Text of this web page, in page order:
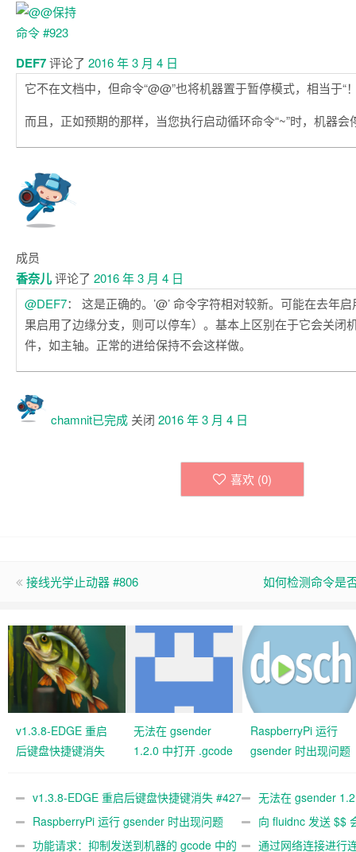
注
DEF7评论了 2016 年 3 月 4 日
它不在文档中，但命令“@@”也将机器置于暂停模式，相当于“
而且，正如预期的那样，当您执行启动循环命令“~”时，机器会
成员
香奈儿评论了 2016 年 3 月 4 日
@DEF7： 这是正确的。’@’ 命令字符相对较新。可能在去年
果启用了边缘分支，则可以停车）。基本上区别在于它会关闭
件，如主轴。正常的进给保持不会这样做。
chamnit已完成 关闭 2016 年 3 月 4 日
喜欢 (0)
接线光学止动器 #806 如何检测命令是
v1.3.8-EDGE 重启
后键盘快捷键消失
无法在 gsender
1.2.0 中打开 .gcode
RaspberryPi 运行
gsender 时出现问题
v1.3.8-EDGE 重启后键盘快捷键消失 #427
关闭
无法在 gsender
#367
RaspberryPi 运行 gsender 时出现问题
#89
向 fluidnc 发送 $$
#473
功能请求：抑制发送到机器的 gcode 中的 通过网络连接进行